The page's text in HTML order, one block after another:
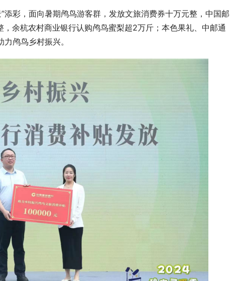
添彩，面向暑期鸬鸟游客群，发放文旅消费券十万元整，中国邮
余杭农村商业银行认购鸬鸟蜜梨超2万斤；本色果礼、中邮通
鸬鸟乡村振兴。
球创新创业大赛区域赛火热
力量汇聚！
中国空间站进入长期有人驻留模式，3大看